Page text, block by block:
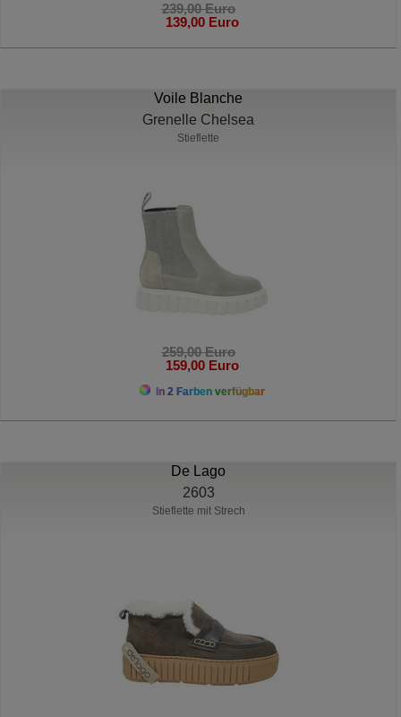
239,00 Euro
139,00 Euro
Voile Blanche
Grenelle Chelsea
Stieflette
259,00 Euro
159,00 Euro
In 2 Farben verfügbar
De Lago
2603
Stieflette mit Strech